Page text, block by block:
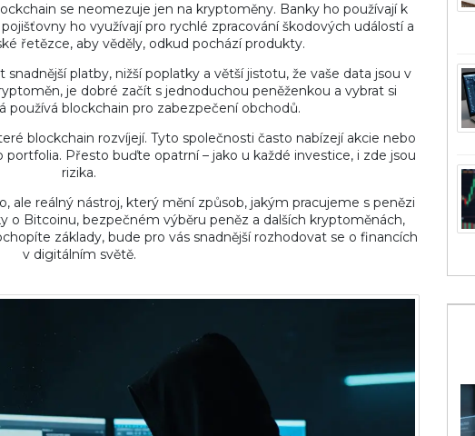
se neomezuje jen na kryptoměny. Banky ho používají k
ho využívají pro rychlé zpracování škodových událostí a
řetězce, aby věděly, odkud pochází produkty.
platby, nižší poplatky a větší jistotu, že vaše data jsou v
je dobré začít s jednoduchou peněženkou a vybrat si
používá blockchain pro zabezpečení obchodů.
blockchain rozvíjejí. Tyto společnosti často nabízejí akcie nebo
Přesto buďte opatrní – jako u každé investice, i zde jsou
rizika.
ale reálný nástroj, který mění způsob, jakým pracujeme s penězi
o Bitcoinu, bezpečném výběru peněz a dalších kryptoměnách,
základy, bude pro vás snadnější rozhodovat se o financích
v digitálním světě.